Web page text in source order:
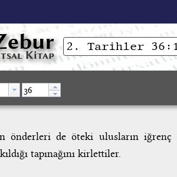
Kitap
önderleri de öteki ulusların
tapınağını kirlettiler.